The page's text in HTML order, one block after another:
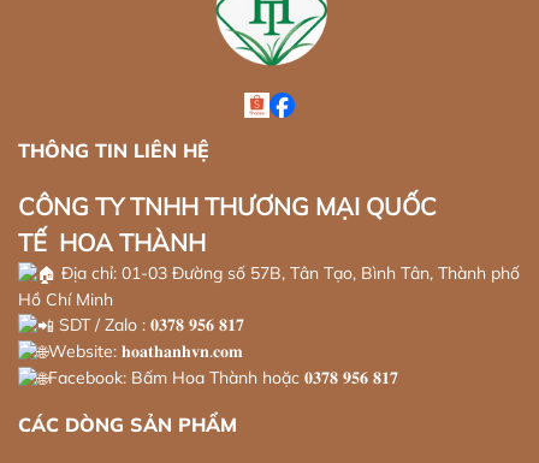
THÔNG TIN LIÊN HỆ
CÔNG TY TNHH THƯƠNG MẠI QUỐC
TẾ HOA THÀNH
Địa chỉ: 01-03 Đường số 57B, Tân Tạo, Bình Tân, Thành phố
Hồ Chí Minh
SDT / Zalo : 𝟎𝟑𝟕𝟖 𝟗𝟓𝟔 𝟖𝟏𝟕
Website: 𝐡𝐨𝐚𝐭𝐡𝐚𝐧𝐡𝐯𝐧.𝐜𝐨𝐦
Facebook: Bấm Hoa Thành hoặc 𝟎𝟑𝟕𝟖 𝟗𝟓𝟔 𝟖𝟏𝟕
CÁC DÒNG SẢN PHẨM